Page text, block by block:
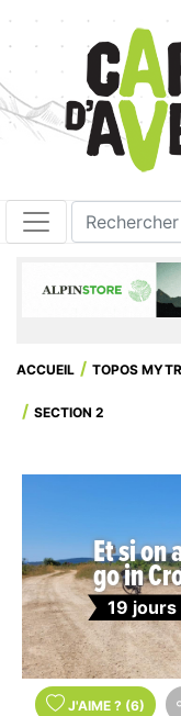
ACCUEIL
TOPOS
SECTION 2
Et si on
go in
19 jours
J'AIME ? (6)